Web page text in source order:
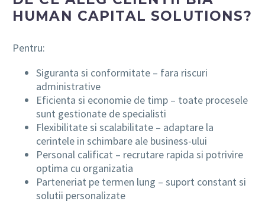
HUMAN CAPITAL SOLUTIONS?
Pentru:
Siguranta si conformitate – fara riscuri
administrative
Eficienta si economie de timp – toate procesele
sunt gestionate de specialisti
Flexibilitate si scalabilitate – adaptare la
cerintele in schimbare ale business-ului
Personal calificat – recrutare rapida si potrivire
optima cu organizatia
Parteneriat pe termen lung – suport constant si
solutii personalizate